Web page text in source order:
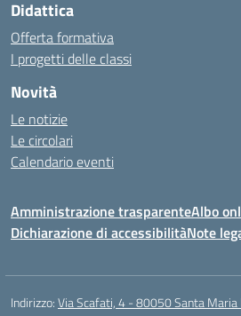
Didattica
Offerta formativa
I progetti delle classi
Novità
Le notizie
Le circolari
Calendario eventi
Amministrazione trasparenteAlbo
Dichiarazione di accessibilitàNote
Indirizzo:Via Scafati, 4 - 80050 Santa Maria